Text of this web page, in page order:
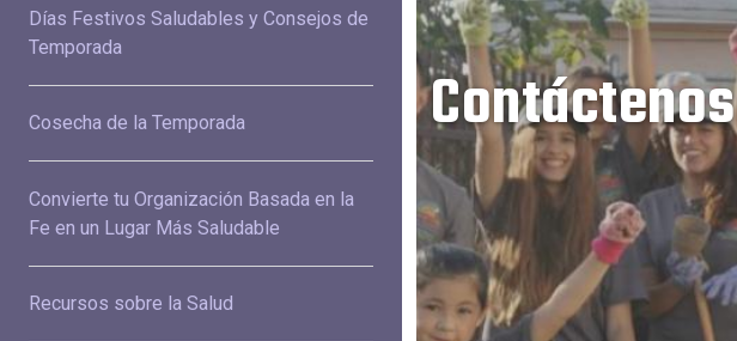
Días Festivos Saludables y Consejos de
Temporada
Cosecha de la Temporada
Convierte tu Organización Basada en la
Fe en un Lugar Más Saludable
Recursos sobre la Salud
Contáctenos